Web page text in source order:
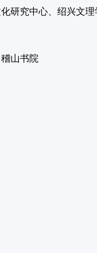
研究中心、绍兴文理
山书院